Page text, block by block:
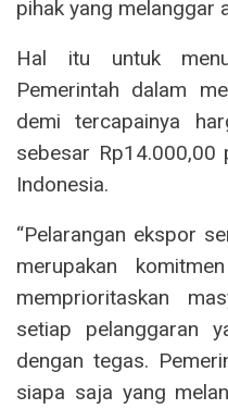
pihak yang melanggar
Hal itu untuk
Pemerintah dalam
demi tercapainya
sebesar
Indonesia.
“Pelarangan ekspor
merupakan
memprioritaskan
setiap pelanggaran
dengan tegas.
siapa saja yang